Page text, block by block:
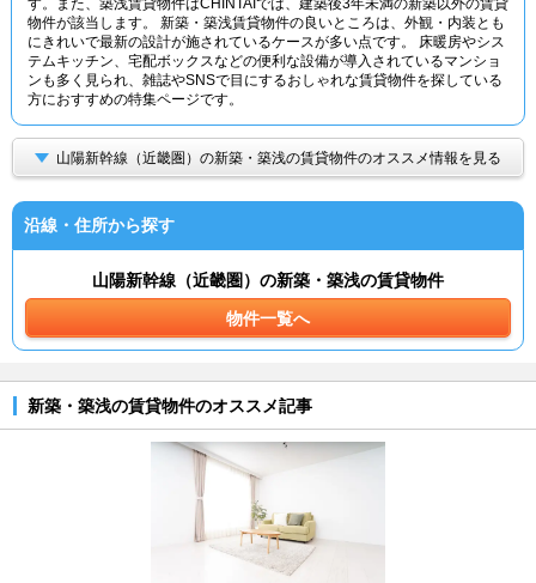
す。また、築浅賃貸物件はCHINTAIでは、建築後3年未満の新築以外の賃貸
物件が該当します。 新築・築浅賃貸物件の良いところは、外観・内装とも
にきれいで最新の設計が施されているケースが多い点です。 床暖房やシス
テムキッチン、宅配ボックスなどの便利な設備が導入されているマンショ
ンも多く見られ、雑誌やSNSで目にするおしゃれな賃貸物件を探している
方におすすめの特集ページです。
山陽新幹線（近畿圏）の新築・築浅の賃貸物件のオススメ情報を見る
沿線・住所から探す
山陽新幹線（近畿圏）の新築・築浅の賃貸物件
物件一覧へ
新築・築浅の賃貸物件のオススメ記事